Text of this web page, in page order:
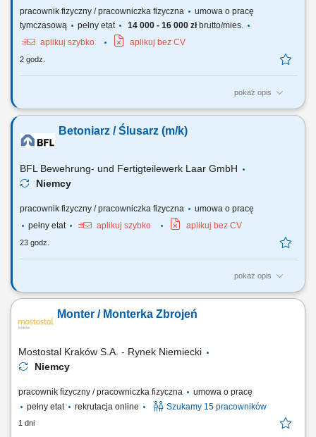
pracownik fizyczny / pracowniczka fizyczna
umowa o pracę
tymczasową
pełny etat 14 000 - 16 000 złbrutto/mies.
aplikuj szybko
aplikuj bez CV
2 godz.
pokaż opis
Opis stanowiska: Wykonywanie zbrojeń zgodnie z rysunkiem
interpretacja dokumentacji technicznej; Przygotowanie form oraz
elementów do betonowania; Montaż zbrojeń w formach
Betoniarz / Ślusarz (m/k)
BFL Bewehrung- und Fertigteilewerk Laar GmbH
Niemcy
pracownik fizyczny / pracowniczka fizyczna
umowa o pracę
pełny etat
aplikuj szybko aplikuj bez CV
23 godz.
pokaż opis
Twój zakres obowiązków: Udział w produkcji prefabrykatów
Wykonywanie prac betonowych zgodnie z wytycznymi; Pomoc przy
budowie szalunków i zbrojeniu; Zapewnienie standardów jakości i
Monter / Monterka Zbrojeń
Mostostal Kraków S.A. - Rynek Niemiecki
Niemcy
pracownik fizyczny / pracowniczka fizyczna
umowa o pracę
pełny etat
rekrutacja online Szukamy 15 pracowników
1 dni